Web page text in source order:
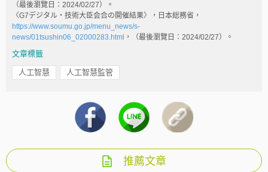
（最後瀏覽日：2024/02/27）。
〈G7デジタル・技術大臣会合の開催結果〉，日本総務省，
https://www.soumu.go.jp/menu_news/s-
news/01tsushin06_02000283.html ，（最後瀏覽日：2024/02/27）。
文章標籤
人工智慧 人工智慧監管
推薦文章